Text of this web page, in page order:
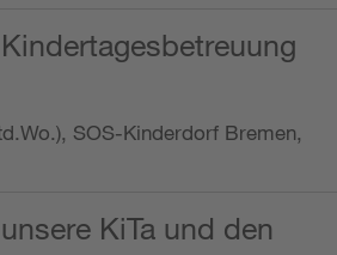
SOS-Kinderdorf Bremen,
KiTa und den